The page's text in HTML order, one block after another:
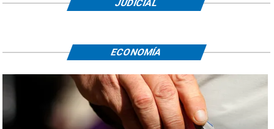
JUDICIAL
ECONOMÍA